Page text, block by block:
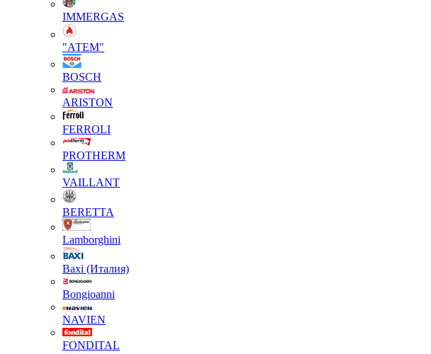
IMMERGAS
"АТЕМ"
BOSCH
ARISTON
FERROLI
PROTHERM
VAILLANT
BERETTA
Lamborghini
Baxi (Италия)
Вongioanni
NAVIEN
FONDITAL